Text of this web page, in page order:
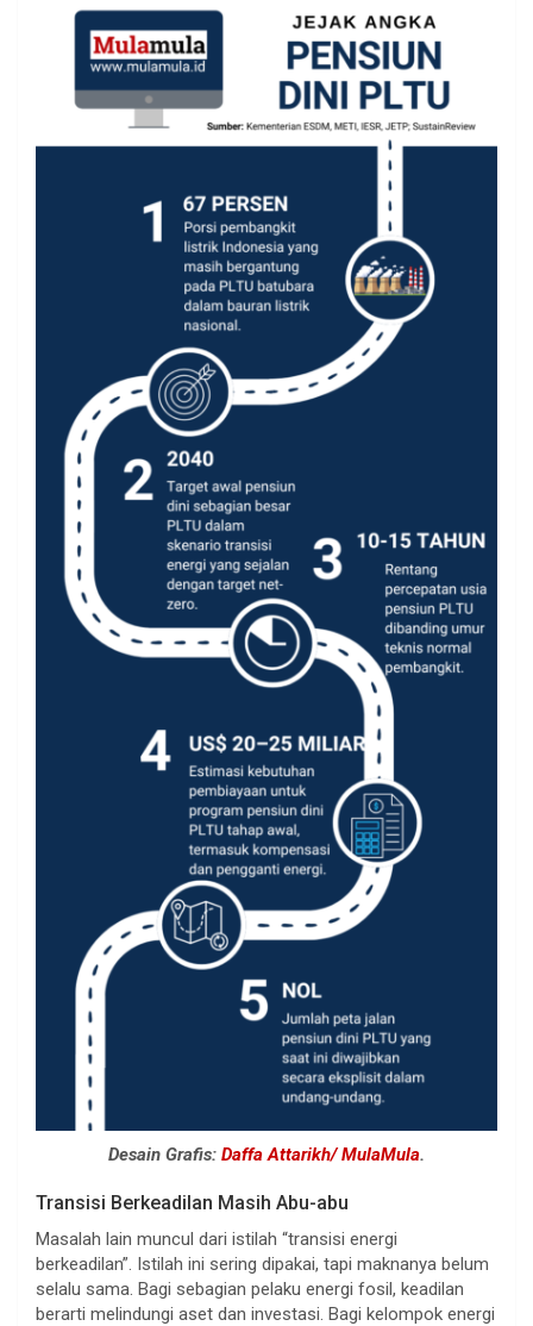
Desain Grafis: Daffa Attarikh/ MulaMula.
Transisi Berkeadilan Masih Abu-abu
Masalah lain muncul dari istilah “transisi energi
berkeadilan”. Istilah ini sering dipakai, tapi maknanya belum
selalu sama. Bagi sebagian pelaku energi fosil, keadilan
berarti melindungi aset dan investasi. Bagi kelompok energi